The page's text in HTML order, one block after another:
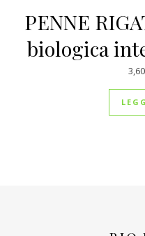
PENNE
biologica
3,60